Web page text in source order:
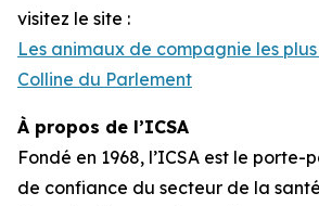
visitez le site :
Les animaux de compagnie les
Colline du Parlement
À propos de l’ICSA
Fondé en 1968, l’ICSA est le
de confiance du secteur de la